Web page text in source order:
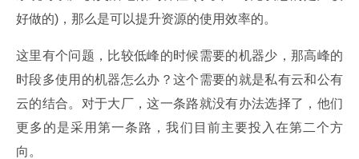
好做的)，那么是可以提升资源的使用效率的。
这里有个问题，比较低峰的时候需要的机器少，那高峰的
时段多使用的机器怎么办？这个需要的就是私有云和公有
云的结合。对于大厂，这一条路就没有办法选择了，他们
更多的是采用第一条路，我们目前主要投入在第二个方
向。